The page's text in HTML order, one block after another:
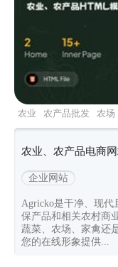
农业 农产品批发 农场
农业、农产品电商
企业网站
Agricko是干净、现代
保产品和相关农村商
蔬菜、农场、家禽还
您的在线形象提供...